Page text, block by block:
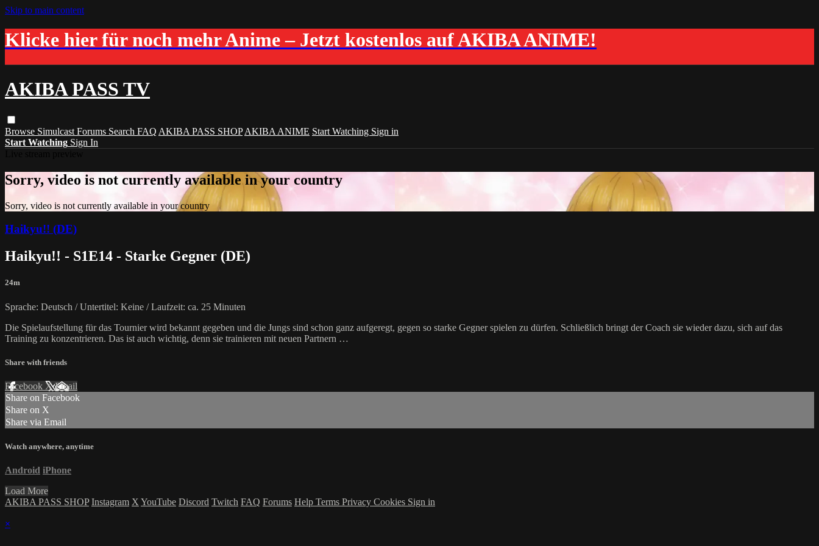
Skip to main content
Klicke hier für noch mehr Anime – Jetzt kostenlos auf AKIBA ANIME!
AKIBA PASS TV
Browse Simulcast Forums Search FAQ AKIBA PASS SHOP AKIBA ANIME Start Watching Sign in
Start Watching Sign In
Sorry, video is not currently available in your country
Sorry, video is not currently available in your country
Haikyu!! (DE)
Haikyu!! - S1E14 - Starke Gegner (DE)
24m
Sprache: Deutsch / Untertitel: Keine / Laufzeit: ca. 25 Minuten
Die Spielaufstellung für das Tournier wird bekannt gegeben und die Jungs sind schon ganz aufgeregt, gegen so starke Gegner spielen zu dürfen. Schließlich bringt der Coach sie wieder dazu, sich auf das
Training zu konzentrieren. Das ist auch wichtig, denn sie trainieren mit neuen Partnern …
Share with friends
Facebook XEmail
Share on Facebook
Share on X
Share via Email
Watch anywhere, anytime
Android iPhone
Load More
AKIBA PASS SHOP Instagram X YouTube Discord Twitch FAQ Forums Help Terms Privacy Cookies Sign in
×